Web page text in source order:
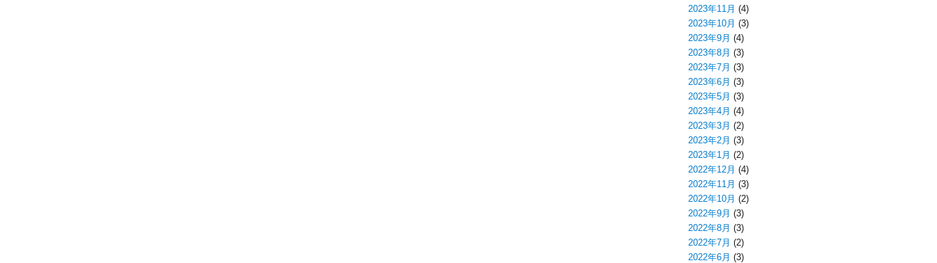
2023年11月 (4)
2023年10月 (3)
2023年9月 (4)
2023年8月 (3)
2023年7月 (3)
2023年6月 (3)
2023年5月 (3)
2023年4月 (4)
2023年3月 (2)
2023年2月 (3)
2023年1月 (2)
2022年12月 (4)
2022年11月 (3)
2022年10月 (2)
2022年9月 (3)
2022年8月 (3)
2022年7月 (2)
2022年6月 (3)